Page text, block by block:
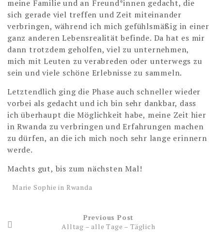
meine Familie und an Freund*innen gedacht, die
sich gerade viel treffen und Zeit miteinander
verbringen, während ich mich gefühlsmäßig in einer
ganz anderen Lebensrealität befinde. Da hat es mir
dann trotzdem geholfen, viel zu unternehmen,
mich mit Leuten zu verabreden oder unterwegs zu
sein und viele schöne Erlebnisse zu sammeln.
Letztendlich ging die Phase auch schneller wieder
vorbei als gedacht und ich bin sehr dankbar, dass
ich überhaupt die Möglichkeit habe, meine Zeit hier
in Rwanda zu verbringen und Erfahrungen machen
zu dürfen, an die ich mich noch sehr lange erinnern
werde.
Machts gut, bis zum nächsten Mal!
Marie Sophie in Rwanda
Previous Post
Alltag – alle Tage – Täglich